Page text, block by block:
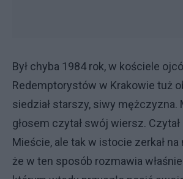
Był chyba 1984 rok, w kościele
Redemptorystów w Krakowie tuż
siedział starszy, siwy mężczyzna.
głosem czytał swój wiersz.
Mieście, ale tak w istocie zerkał
że w ten sposób rozmawia